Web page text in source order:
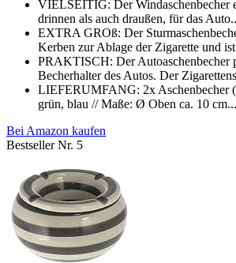
VIELSEITIG: Der Windaschenbecher
drinnen als auch draußen, für das
EXTRA GROß: Der
Kerben zur Ablage der Zigarette und
PRAKTISCH: Der Autoaschenbecher
Becherhalter des Autos. Der
LIEFERUMFANG: 2x Aschenbecher
grün, blau // Maße: Ø Oben ca. 10 cm...
Bei Amazon kaufen
Bestseller Nr. 5